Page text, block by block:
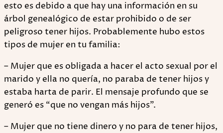
esto es debido a que hay una información en su
árbol genealógico de estar prohibido o de ser
peligroso tener hijos. Probablemente hubo estos
tipos de mujer en tu familia:
– Mujer que es obligada a hacer el acto sexual por el
marido y ella no quería, no paraba de tener hijos y
estaba harta de parir. El mensaje profundo que se
generó es “que no vengan más hijos”.
– Mujer que no tiene dinero y no para de tener hijos,